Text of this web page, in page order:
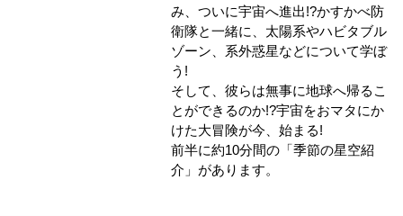
み、ついに宇宙へ進出!?かすかべ防
衛隊と一緒に、太陽系やハビタブル
ゾーン、系外惑星などについて学ぼ
う!
そして、彼らは無事に地球へ帰るこ
とができるのか!?宇宙をおマタにか
けた大冒険が今、始まる!
前半に約10分間の「季節の星空紹
介」があります。